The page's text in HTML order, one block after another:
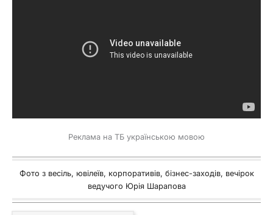
Реклама на ТБ українською мовою
Фото з весіль, ювілеїв, корпоративів, бізнес-заходів, вечірок
ведучого Юрія Шарапова